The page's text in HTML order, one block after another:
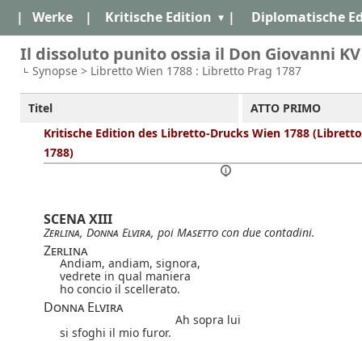
| Werke | Kritische Edition | Diplomatische
Il dissoluto punito ossia il Don Giovanni KV
Synopse > Libretto Wien 1788 : Libretto Prag 1787
Titel
ATTO PRIMO
Kritische Edition des Libretto-Drucks Wien 1788
1788)
SCENA XIII
Zerlina, Donna Elvira, poi Masetto con due contadini.
Zerlina
Andiam, andiam, signora,
vedrete in qual maniera
ho concio il scellerato.
Donna Elvira
Ah sopra lui
si sfoghi il mio furor.